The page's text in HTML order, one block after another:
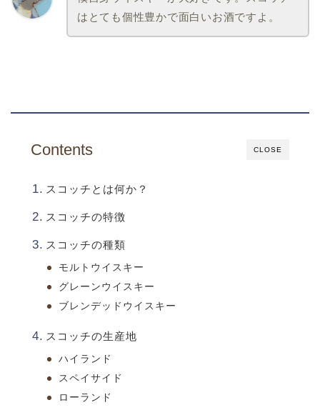
はとても個性豊かで面白いお酒ですよ。
CLOSE
Contents
スコッチとは何か？
スコッチの特徴
スコッチの種類
モルトウイスキー
グレーンウイスキー
ブレンデッドウイスキー
スコッチの生産地
ハイランド
スペイサイド
ローランド